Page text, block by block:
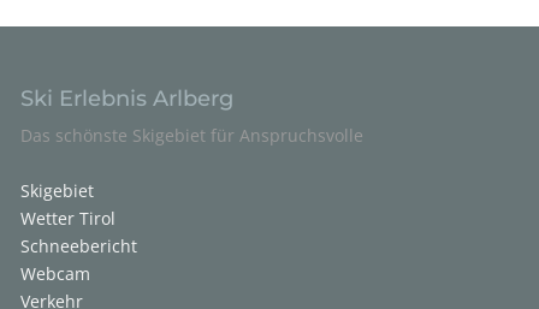
Ski Erlebnis Arlberg
Das schönste Skigebiet für Anspruchsvolle
Skigebiet
Wetter Tirol
Schneebericht
Webcam
Verkehr